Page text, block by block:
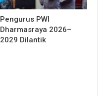
Pengurus PWI
Dharmasraya 2026–
2029 Dilantik